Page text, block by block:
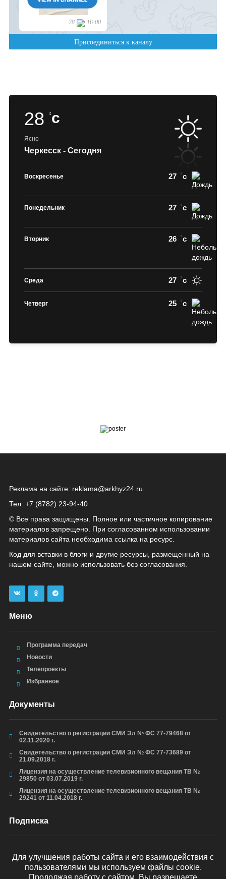
28 c
Ясно
Черкесск - Сегодня
Воскресенье 27 c
Понедельник 27 c
Вторник 26 c
Среда 27 c
Четверг 25 c
Реклама на сайте: reklama@arkhyz24.ru
Тел: +7 (8782) 23‑94‑40
© Все права защищены. Полное или частичное копирование
материалов запрещено. При согласованном использовании
материалов сайта необходима ссылка на ресурс.
Код для вставки в блоги и другие ресурсы, размещенный на
нашем сайте, можно использовать без согласования.
Меню
Программа передач
Новости
Телепроекты
Избранное
Документы
Свидетельство о регистрации СМИ Эл № ФС 77-79468 от
02.11.2020 г.
Свидетельство о регистрации СМИ Эл № ФС 77-73689 от
21.09.2018 г.
Лицензия на осуществление телевизионного вещания ТВ №
29850 от 03.07.2019 г.
Лицензия на осуществление телевизионного вещания ТВ №
29241 от 11.04.2018 г.
Подписка
ОТПРАВИТЬ
Для улучшения работы сайта и его взаимодействия с
пользователями мы используем файлы cookie.
Продолжая работу с сайтом, Вы разрешаете